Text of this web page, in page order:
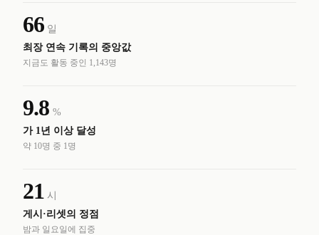
66 일
최장 연속 기록의 중앙값
지금도 활동 중인 1,143명
9.8 %
가 1년 이상 달성
약 10명 중 1명
21 시
게시·리셋의 정점
밤과 일요일에 집중